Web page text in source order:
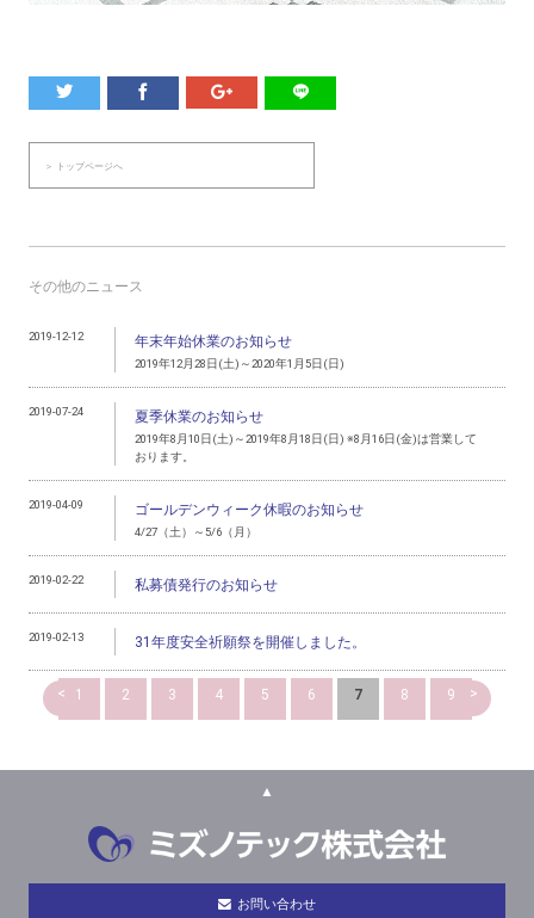
＞ トップページへ
その他のニュース
2019-12-12 年末年始休業のお知らせ
2019年12月28日(土)～2020年1月5日(日)
2019-07-24 夏季休業のお知らせ
2019年8月10日(土)～2019年8月18日(日) ※8月16日(金)は営業して
おります。
2019-04-09 ゴールデンウィーク休暇のお知らせ
4/27（土）～5/6（月）
2019-02-22 私募債発行のお知らせ
2019-02-13 31年度安全祈願祭を開催しました。
< 1 2 3 4 5 6 7 8 9 >
▲
お問い合わせ